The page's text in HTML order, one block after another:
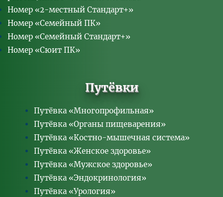
Номер «2-местный Стандарт+»
Номер «Семейный ПК»
Номер «Семейный Стандарт+»
Номер «Сюит ПК»
Путёвки
Путёвка «Многопрофильная»
Путёвка «Органы пищеварения»
Путёвка «Костно-мышечная система»
Путёвка «Женское здоровье»
Путёвка «Мужское здоровье»
Путёвка «Эндокринология»
Путёвка «Урология»